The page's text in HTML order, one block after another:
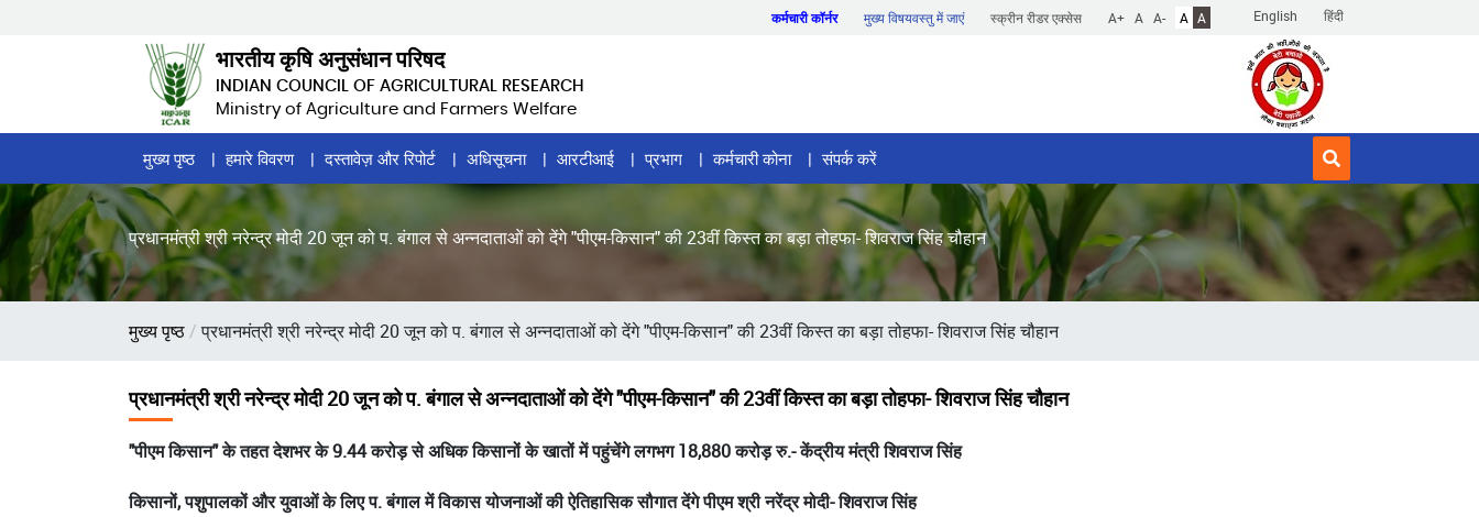
English हिंदी
कर्मचारी कॉर्नर मुख्य विषयवस्तु में जाएं स्क्रीन रीडर एक्सेस A+ A A- A A
भारतीय कृषि अनुसंधान परिषद
INDIAN COUNCIL OF AGRICULTURAL RESEARCH
Ministry of Agriculture and Farmers Welfare
Home
Page
Menu
मुख्य पृष्ठ हमारे विवरण दस्तावेज़ और रिपोर्ट अधिसूचना आरटीआई प्रभाग कर्मचारी कोना संपर्क करें
प्रधानमंत्री श्री नरेन्द्र मोदी 20 जून को प. बंगाल से अन्नदाताओं को देंगे "पीएम-किसान" की 23वीं किस्त का बड़ा तोहफा- शिवराज सिंह चौहान
पग
मुख्य पृष्ठ प्रधानमंत्री श्री नरेन्द्र मोदी 20 जून को प. बंगाल से अन्नदाताओं को देंगे "पीएम-किसान" की 23वीं किस्त का बड़ा तोहफा- शिवराज सिंह चौहान
प्रधानमंत्री श्री नरेन्द्र मोदी 20 जून को प. बंगाल से अन्नदाताओं को देंगे "पीएम-किसान" की 23वीं किस्त का बड़ा तोहफा- शिवराज सिंह चौहान
"पीएम किसान" के तहत देशभर के 9.44 करोड़ से अधिक किसानों के खातों में पहुंचेंगे लगभग 18,880 करोड़ रु.- केंद्रीय मंत्री शिवराज सिंह
किसानों, पशुपालकों और युवाओं के लिए प. बंगाल में विकास योजनाओं की ऐतिहासिक सौगात देंगे पीएम श्री नरेंद्र मोदी- शिवराज सिंह